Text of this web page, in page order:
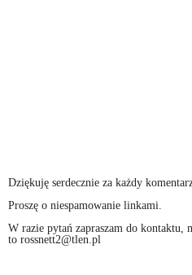
Dziękuję serdecznie za każdy
Proszę o niespamowanie linkami.
W razie pytań zapraszam do kontaktu,
to rossnett2@tlen.pl